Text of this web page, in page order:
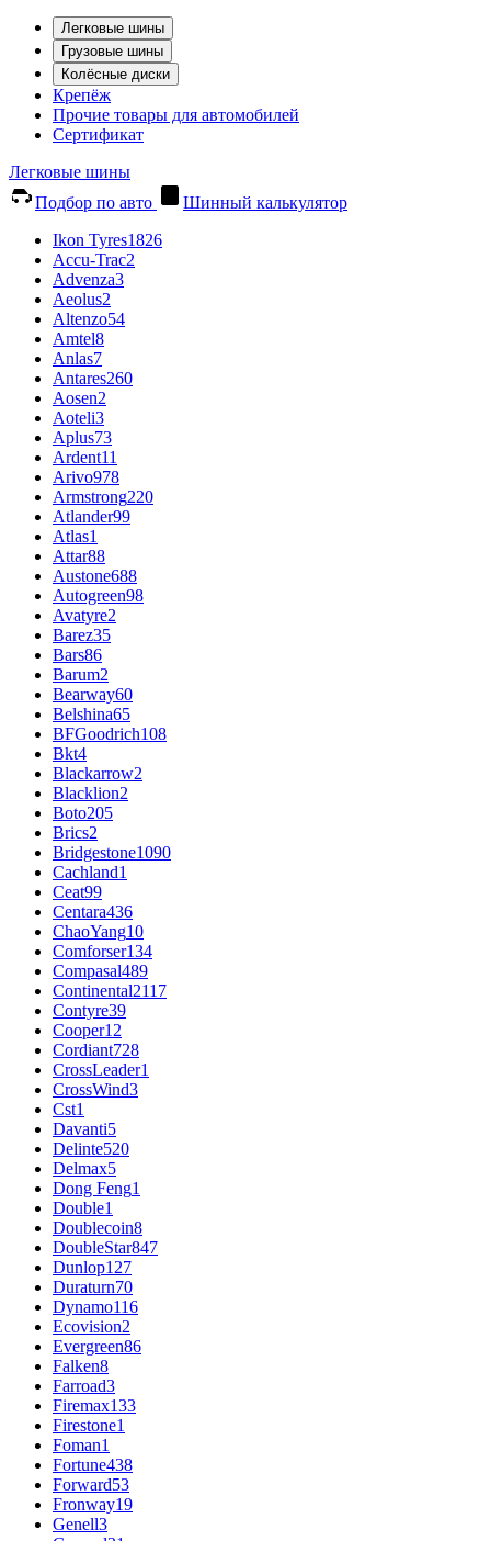
Легковые шины
Грузовые шины
Колёсные диски
Крепёж
Прочие товары для автомобилей
Сертификат
Легковые шины
Подбор по авто
Шинный калькулятор
Ikon Tyres1826
Accu-Trac2
Advenza3
Aeolus2
Altenzo54
Amtel8
Anlas7
Antares260
Aosen2
Aoteli3
Aplus73
Ardent11
Arivo978
Armstrong220
Atlander99
Atlas1
Attar88
Austone688
Autogreen98
Avatyre2
Barez35
Bars86
Barum2
Bearway60
Belshina65
BFGoodrich108
Bkt4
Blackarrow2
Blacklion2
Boto205
Brics2
Bridgestone1090
Cachland1
Ceat99
Centara436
ChaoYang10
Comforser134
Compasal489
Continental2117
Contyre39
Cooper12
Cordiant728
CrossLeader1
CrossWind3
Cst1
Davanti5
Delinte520
Delmax5
Dong Feng1
Double1
Doublecoin8
DoubleStar847
Dunlop127
Duraturn70
Dynamo116
Ecovision2
Evergreen86
Falken8
Farroad3
Firemax133
Firestone1
Foman1
Fortune438
Forward53
Fronway19
Genell3